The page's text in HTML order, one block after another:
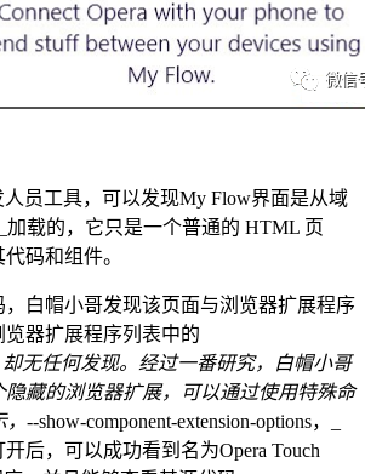
人员工具，可以发现My Flow界面是从域
加载的，它只是一个普通的 HTML 页
码和组件。
白帽小哥发现该页面与浏览器扩展程序
器扩展程序列表中的
无任何发现。经过一番研究，白帽小哥
藏的浏览器扩展，可以通过使用特殊命
--show-component-extension-options，_
后，可以成功看到名为Opera Touch